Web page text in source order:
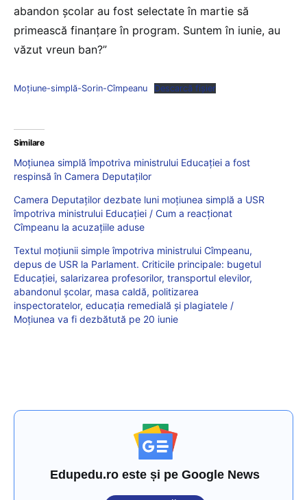
abandon școlar au fost selectate în martie să
primească finanțare în program. Suntem în iunie, au
văzut vreun ban?”
Moțiune-simplă-Sorin-Cîmpeanu Descarcă fișier
Similare
Moțiunea simplă împotriva ministrului Educației a fost
respinsă în Camera Deputaților
Camera Deputaților dezbate luni moțiunea simplă a USR
împotriva ministrului Educației / Cum a reacționat
Cîmpeanu la acuzațiile aduse
Textul moțiunii simple împotriva ministrului Cîmpeanu,
depus de USR la Parlament. Criticile principale: bugetul
Educației, salarizarea profesorilor, transportul elevilor,
abandonul școlar, masa caldă, politizarea
inspectoratelor, educația remedială și plagiatele /
Moțiunea va fi dezbătută pe 20 iunie
Edupedu.ro este și pe Google News